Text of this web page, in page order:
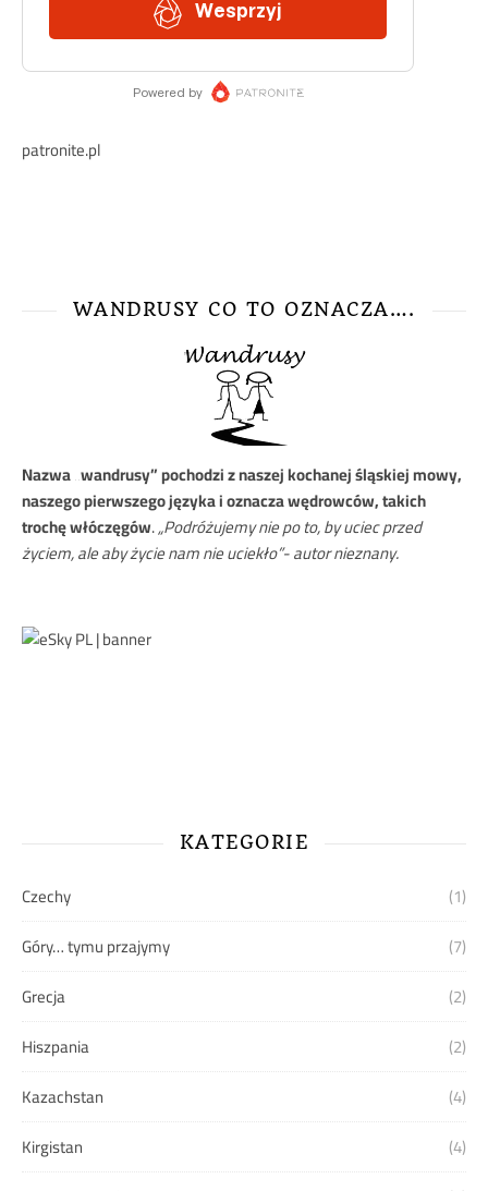
patronite.pl
WANDRUSY CO TO OZNACZA….
Nazwa„wandrusy” pochodzi z naszej kochanej śląskiej mowy,
naszego pierwszego języka i oznacza wędrowców, takich
trochę włóczęgów.„Podróżujemy nie po to, by uciec przed
życiem, ale aby życie nam nie uciekło”- autor nieznany.
KATEGORIE
Czechy
(1)
Góry… tymu przajymy
(7)
Grecja
(2)
Hiszpania
(2)
Kazachstan
(4)
Kirgistan
(4)